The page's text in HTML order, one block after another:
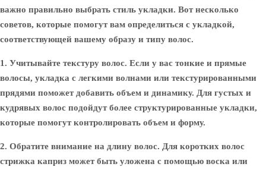
важно правильно выбрать стиль укладки. Вот несколько
советов, которые помогут вам определиться с укладкой,
соответствующей вашему образу и типу волос.
1. Учитывайте текстуру волос. Если у вас тонкие и прямые
волосы, укладка с легкими волнами или текстурированными
прядями поможет добавить объем и динамику. Для густых и
кудрявых волос подойдут более структурированные укладки,
которые помогут контролировать объем и форму.
2. Обратите внимание на длину волос. Для коротких волос
стрижка каприз может быть уложена с помощью воска или